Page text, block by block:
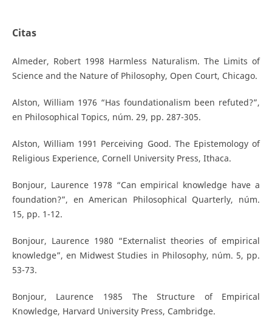
Citas
Almeder, Robert 1998 Harmless Naturalism. The Limits of
Science and the Nature of Philosophy, Open Court, Chicago.
Alston, William 1976 “Has foundationalism been refuted?”,
en Philosophical Topics, núm. 29, pp. 287-305.
Alston, William 1991 Perceiving Good. The Epistemology of
Religious Experience, Cornell University Press, Ithaca.
Bonjour, Laurence 1978 “Can empirical knowledge have a
foundation?”, en American Philosophical Quarterly, núm.
15, pp. 1-12.
Bonjour, Laurence 1980 “Externalist theories of empirical
knowledge”, en Midwest Studies in Philosophy, núm. 5, pp.
53-73.
Bonjour, Laurence 1985 The Structure of Empirical
Knowledge, Harvard University Press, Cambridge.